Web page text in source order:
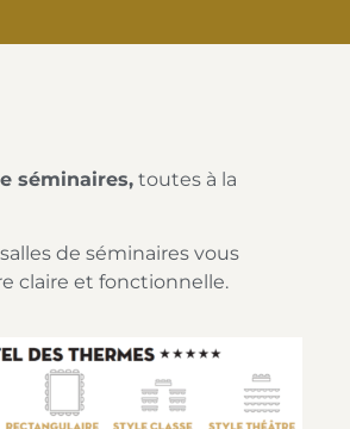
séminaires, toutes à la
salles de séminaires vous
claire et fonctionnelle.